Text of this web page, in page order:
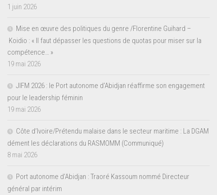
1 juin 2026
Mise en œuvre des politiques du genre /Florentine Guihard –
Koidio : « Il faut dépasser les questions de quotas pour miser sur la
compétence… »
19 mai 2026
JIFM 2026 : le Port autonome d’Abidjan réaffirme son engagement
pour le leadership féminin
19 mai 2026
Côte d’Ivoire/Prétendu malaise dans le secteur maritime : La DGAM
dément les déclarations du RASMOMM (Communiqué)
8 mai 2026
Port autonome d’Abidjan : Traoré Kassoum nommé Directeur
général par intérim